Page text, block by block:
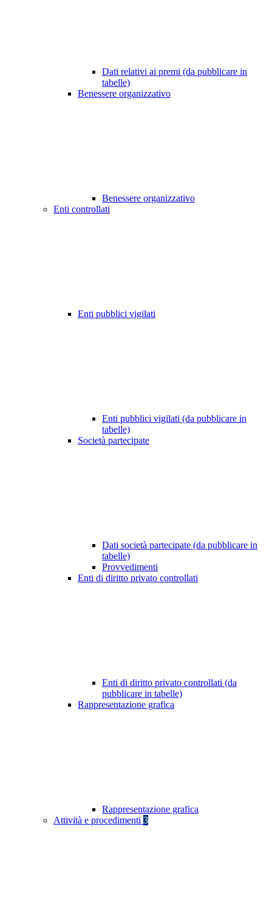
Dati relativi ai premi (da pubblicare in
tabelle)
Benessere organizzativo
Benessere organizzativo
Enti controllati
Enti pubblici vigilati
Enti pubblici vigilati (da pubblicare in
tabelle)
Società partecipate
Dati società partecipate (da pubblicare in
tabelle)
Provvedimenti
Enti di diritto privato controllati
Enti di diritto privato controllati (da
pubblicare in tabelle)
Rappresentazione grafica
Rappresentazione grafica
Attività e procedimenti 3